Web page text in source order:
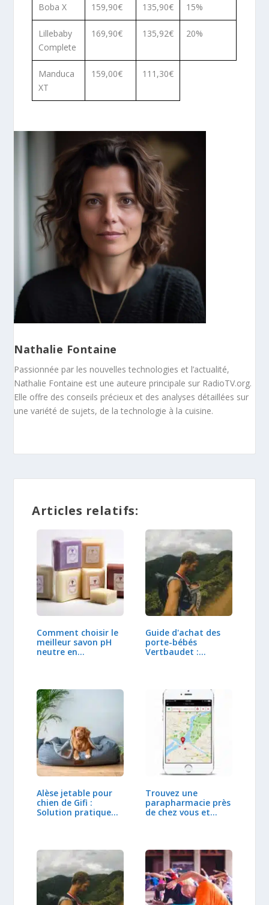
Boba X 159,90€ 135,90€ 15%
Lillebaby
Complete
169,90€ 135,92€ 20%
Manduca
XT
159,00€ 111,30€
Nathalie Fontaine
Passionnée par les nouvelles technologies et l’actualité,
Nathalie Fontaine est une auteure principale sur RadioTV.org.
Elle offre des conseils précieux et des analyses détaillées sur
une variété de sujets, de la technologie à la cuisine.
Articles relatifs:
Comment choisir le
meilleur savon pH
neutre en…
Guide d'achat des
porte-bébés
Vertbaudet :
Alèse jetable pour
chien de Gifi :
Solution pratique…
Trouvez une
parapharmacie près
de chez vous et…